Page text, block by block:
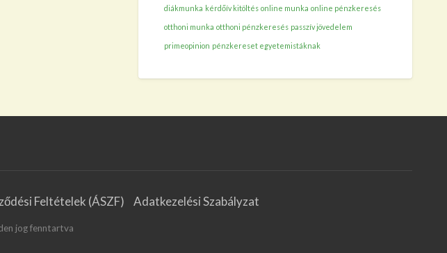
diákmunka kérdőív kitöltés online munka online pénzkeresés
otthoni munka otthoni pénzkeresés passzív jövedelem
primeopinion pénzkereset egyetemistáknak
Feltételek (ÁSZF) Adatkezelési Szabályzat
jog fenntartva